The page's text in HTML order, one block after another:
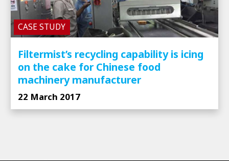
CASE STUDY
Filtermist’s recycling capability is icing
on the cake for Chinese food
machinery manufacturer
22 March 2017